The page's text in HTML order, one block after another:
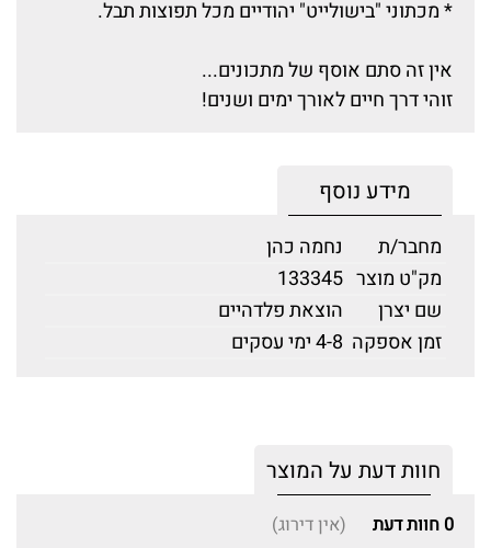
* מכתוני "בישולייט" יהודיים מכל תפוצות תבל.
אין זה סתם אוסף של מתכונים...
זוהי דרך חיים לאורך ימים ושנים!
מידע נוסף
מחבר/ת
נחמה כהן
מק"ט מוצר 133345
שם יצרן
הוצאת פלדהיים
זמן אספקה 4-8 ימי עסקים
חוות דעת על המוצר
0 חוות דעת (אין דירוג)